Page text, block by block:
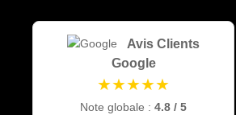
Avis Clients
Google
★★★★★
Note globale : 4.8 / 5